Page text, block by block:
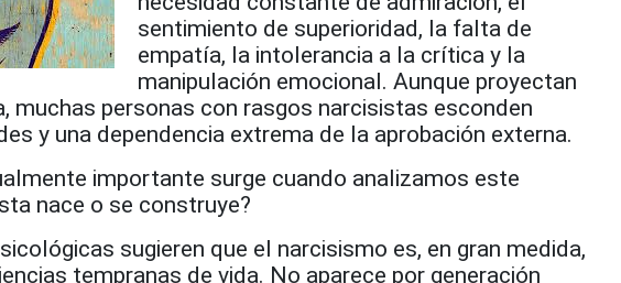
sentimiento de superioridad, la falta de
empatía, la intolerancia a la crítica y la
manipulación emocional. Aunque proyectan
muchas personas con rasgos narcisistas esconden
y una dependencia extrema de la aprobación externa.
importante surge cuando analizamos este
nace o se construye?
sugieren que el narcisismo es, en gran medida,
tempranas de vida. No aparece por generación